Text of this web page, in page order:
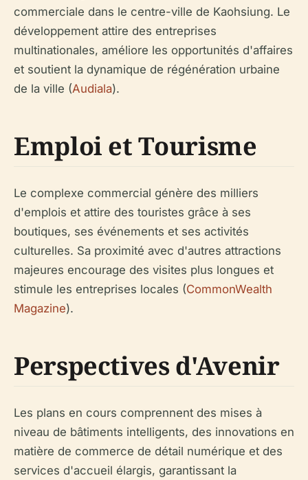
commerciale dans le centre-ville de Kaohsiung. Le
développement attire des entreprises
multinationales, améliore les opportunités d'affaires
et soutient la dynamique de régénération urbaine
de la ville (Audiala).
Emploi et Tourisme
Le complexe commercial génère des milliers
d'emplois et attire des touristes grâce à ses
boutiques, ses événements et ses activités
culturelles. Sa proximité avec d'autres attractions
majeures encourage des visites plus longues et
stimule les entreprises locales (CommonWealth
Magazine).
Perspectives d'Avenir
Les plans en cours comprennent des mises à
niveau de bâtiments intelligents, des innovations en
matière de commerce de détail numérique et des
services d'accueil élargis, garantissant la